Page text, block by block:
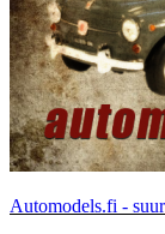
Automodels.fi -